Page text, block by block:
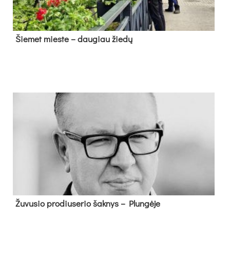
Šie­met mies­te – dau­giau žie­dų
Žu­vu­sio pro­diu­se­rio šak­nys – Plun­gė­je